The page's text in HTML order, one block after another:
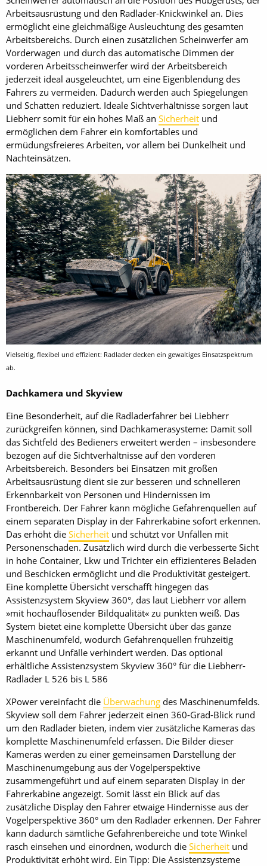
Arbeitsausrüstung und den Radlader-Knickwinkel an. Dies
ermöglicht eine gleichmäßige Ausleuchtung des gesamten
Arbeitsbereichs. Durch einen zusätzlichen Scheinwerfer am
Vorderwagen und durch das automatische Dimmen der
vorderen Arbeitsscheinwerfer wird der Arbeitsbereich
jederzeit ideal ausgeleuchtet, um eine Eigenblendung des
Fahrers zu vermeiden. Dadurch werden auch Spiegelungen
und Schatten reduziert. Ideale Sichtverhältnisse sorgen laut
Liebherr somit für ein hohes Maß an Sicherheit und
ermöglichen dem Fahrer ein komfortables und
ermüdungsfreieres Arbeiten, vor allem bei Dunkelheit und
Nachteinsätzen.
Vielseitig, flexibel und effizient: Radlader decken ein gewaltiges Einsatzspektrum
ab.
Dachkamera und Skyview
Eine Besonderheit, auf die Radladerfahrer bei Liebherr
zurückgreifen können, sind Dachkamerasysteme: Damit soll
das Sichtfeld des Bedieners erweitert werden – insbesondere
bezogen auf die Sichtverhältnisse auf den vorderen
Arbeitsbereich. Besonders bei Einsätzen mit großen
Arbeitsausrüstung dient sie zur besseren und schnelleren
Erkennbarkeit von Personen und Hindernissen im
Frontbereich. Der Fahrer kann mögliche Gefahrenquellen auf
einem separaten Display in der Fahrerkabine sofort erkennen.
Das erhöht die Sicherheit und schützt vor Unfällen mit
Personenschaden. Zusätzlich wird durch die verbesserte Sicht
in hohe Container, Lkw und Trichter ein effizienteres Beladen
und Beschicken ermöglicht und die Produktivität gesteigert.
Eine komplette Übersicht verschafft hingegen das
Assistenzsystem Skyview 360°, das laut Liebherr vor allem
»mit hochauflösender Bildqualität« zu punkten weiß. Das
System bietet eine komplette Übersicht über das ganze
Maschinenumfeld, wodurch Gefahrenquellen frühzeitig
erkannt und Unfälle verhindert werden. Das optional
erhältliche Assistenzsystem Skyview 360° für die Liebherr-
Radlader L 526 bis L 586
XPower vereinfacht die Überwachung des Maschinenumfelds.
Skyview soll dem Fahrer jederzeit einen 360-Grad-Blick rund
um den Radlader bieten, indem vier zusätzliche Kameras das
komplette Maschinenumfeld erfassen. Die Bilder dieser
Kameras werden zu einer gemeinsamen Darstellung der
Maschinenumgebung aus der Vogelperspektive
zusammengeführt und auf einem separaten Display in der
Fahrerkabine angezeigt. Somit lässt ein Blick auf das
zusätzliche Display den Fahrer etwaige Hindernisse aus der
Vogelperspektive 360° um den Radlader erkennen. Der Fahrer
kann dadurch sämtliche Gefahrenbereiche und tote Winkel
rasch einsehen und einordnen, wodurch die Sicherheit und
Produktivität erhöht wird. Ein Tipp: Die Assistenzsysteme